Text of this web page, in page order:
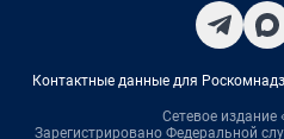
Контактные данные для
Сетевое издание
Зарегистрировано Федеральной